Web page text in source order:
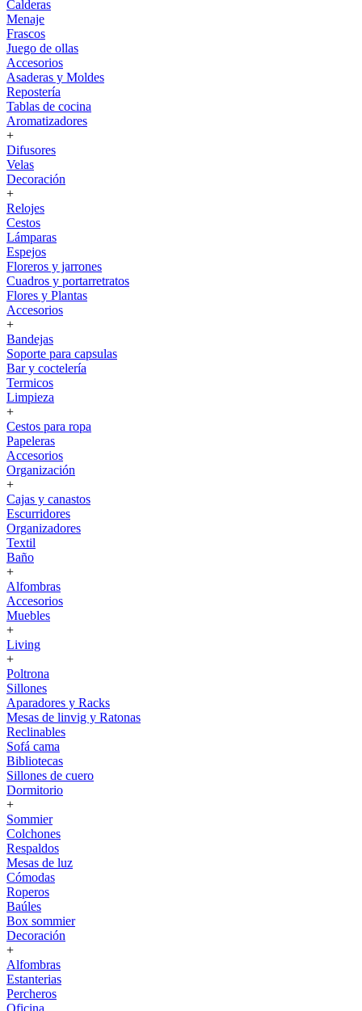
Calderas
Menaje
Frascos
Juego de ollas
Accesorios
Asaderas y Moldes
Repostería
Tablas de cocina
Aromatizadores
+
Difusores
Velas
Decoración
+
Relojes
Cestos
Lámparas
Espejos
Floreros y jarrones
Cuadros y portarretratos
Flores y Plantas
Accesorios
+
Bandejas
Soporte para capsulas
Bar y coctelería
Termicos
Limpieza
+
Cestos para ropa
Papeleras
Accesorios
Organización
+
Cajas y canastos
Escurridores
Organizadores
Textil
Baño
+
Alfombras
Accesorios
Muebles
+
Living
+
Poltrona
Sillones
Aparadores y Racks
Mesas de linvig y Ratonas
Reclinables
Sofá cama
Bibliotecas
Sillones de cuero
Dormitorio
+
Sommier
Colchones
Respaldos
Mesas de luz
Cómodas
Roperos
Baúles
Box sommier
Decoración
+
Alfombras
Estanterias
Percheros
Oficina